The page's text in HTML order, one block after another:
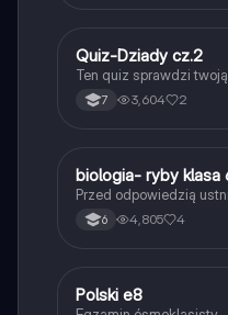
QJęzyk polski
Quiz-Dziady cz.2
Ten quiz sprawdzi
7 3,604 2
BBiologia
biologia- ryby klasa
Przed odpowiedzią
6 4,805 4
Język polski
Polski e8